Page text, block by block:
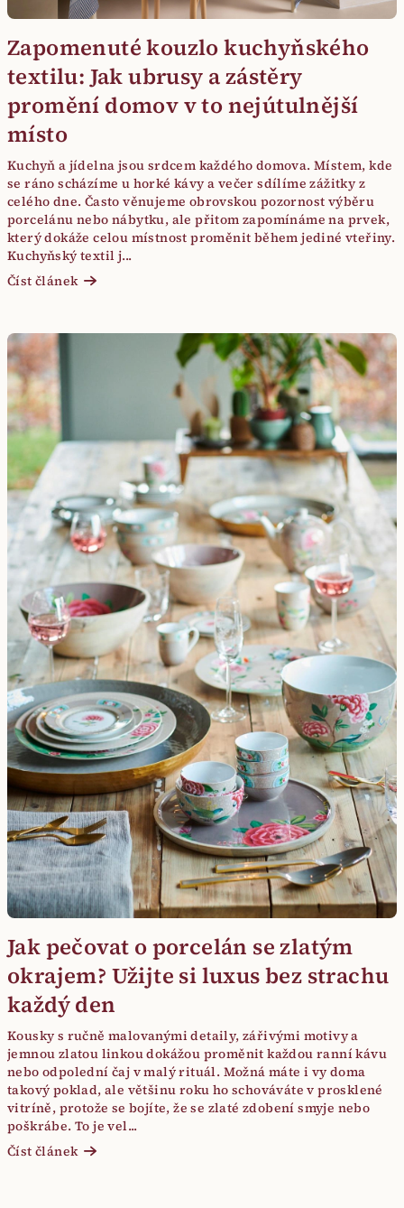
Zapomenuté kouzlo kuchyňského
textilu: Jak ubrusy a zástěry
promění domov v to nejútulnější
místo
Kuchyň a jídelna jsou srdcem každého domova. Místem, kde
se ráno scházíme u horké kávy a večer sdílíme zážitky z
celého dne. Často věnujeme obrovskou pozornost výběru
porcelánu nebo nábytku, ale přitom zapomínáme na prvek,
který dokáže celou místnost proměnit během jediné vteřiny.
Kuchyňský textil j...
Číst článek
Jak pečovat o porcelán se zlatým
okrajem? Užijte si luxus bez strachu
každý den
Kousky s ručně malovanými detaily, zářivými motivy a
jemnou zlatou linkou dokážou proměnit každou ranní kávu
nebo odpolední čaj v malý rituál. Možná máte i vy doma
takový poklad, ale většinu roku ho schováváte v prosklené
vitríně, protože se bojíte, že se zlaté zdobení smyje nebo
poškrábe. To je vel...
Číst článek